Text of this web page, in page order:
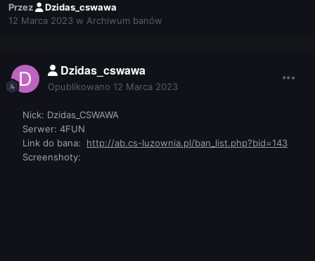
Przez
Dzidas_cswawa
12 Marca 2023 w Archiwum banów
Dzidas_cswawa
Opublikowano 12 Marca 2023
Nick: Dzidas_CSWAWA
Serwer: 4FUN
Link do bana: http://ab.cs-luzownia.pl/ban_list.php?bid=143
Screenshoty: